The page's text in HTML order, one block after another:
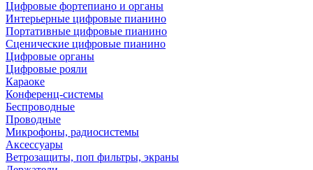
Цифровые фортепиано и органы
Интерьерные цифровые пианино
Портативные цифровые пианино
Сценические цифровые пианино
Цифровые органы
Цифровые рояли
Караоке
Конференц-системы
Беспроводные
Проводные
Микрофоны, радиосистемы
Аксессуары
Ветрозащиты, поп фильтры, экраны